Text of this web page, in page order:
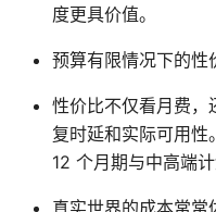
度更具价值。
预算有限情况下的性
性价比不仅看月费，
复时延和实际可用
12 个月期与中高端计
真实世界的成本常常